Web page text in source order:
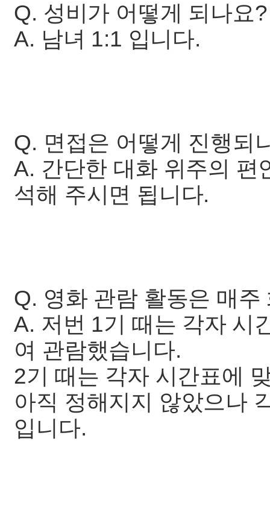
Q. 성비가 어떻게 되나요?
A. 남녀 1:1 입니다.
Q. 면접은 어떻게 진행되
A. 간단한 대화 위주의 편
석해 주시면 됩니다.
Q. 영화 관람 활동은 매
A. 저번 1기 때는 각자 시
여 관람했습니다.
2기 때는 각자 시간표에
아직 정해지지 않았으나
입니다.